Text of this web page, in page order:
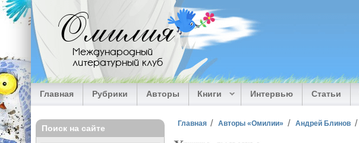
Перейти к основному содержанию
Омилия
Международный
литературный клуб
Главная Рубрики Авторы Книги Интервью Статьи
Вы здесь
Главная Авторы «Омилии» Андрей Блинов
Поиск на сайте